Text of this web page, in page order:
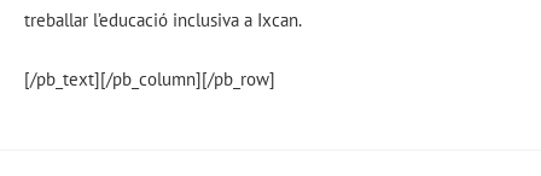
treballar l’educació inclusiva a Ixcan.
[/pb_text][/pb_column][/pb_row]